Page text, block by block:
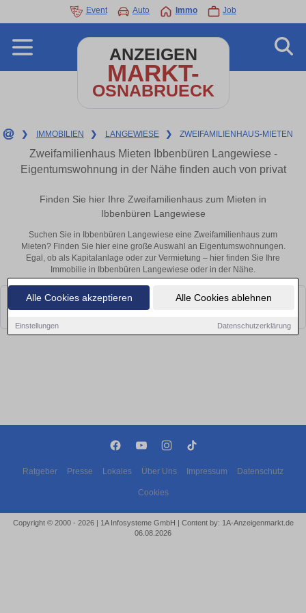
Alle Cookies akzeptieren Alle Cookies ablehnen
Einstellungen Datenschutzerklärung
Event Auto Immo Job
ANZEIGEN
MARKT-
OSNABRUECK
❯ IMMOBILIEN ❯ LANGEWIESE ❯ ZWEIFAMILIENHAUS-MIETEN
Zweifamilienhaus Mieten Ibbenbüren Langewiese -
Eigentumswohnung in der Nähe finden auch von privat
Finden Sie hier Ihre Zweifamilienhaus zum Mieten in
Ibbenbüren Langewiese
Suchen Sie in Ibbenbüren Langewiese eine Zweifamilienhaus zum
Mieten? Finden Sie hier eine große Auswahl an Eigentumswohnungen.
Egal, ob als Kapitalanlage oder zur Vermietung – hier finden Sie Ihre
Immobilie in Ibbenbüren Langewiese oder in der Nähe.
Leider konnten wir derzeit keine passenden Objekte finden. Schauen Sie
bald wieder vorbei!
Ratgeber Presse Lokales Über Uns Impressum Datenschutz
Cookies
Copyright © 2000 - 2026 | 1A Infosysteme GmbH | Content by: 1A-Anzeigenmarkt.de
06.08.2026